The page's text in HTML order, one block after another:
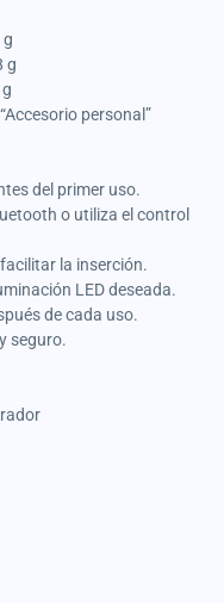
g
g
personal”
del primer uso.
o utiliza el control
la inserción.
LED deseada.
de cada uso.
seguro.